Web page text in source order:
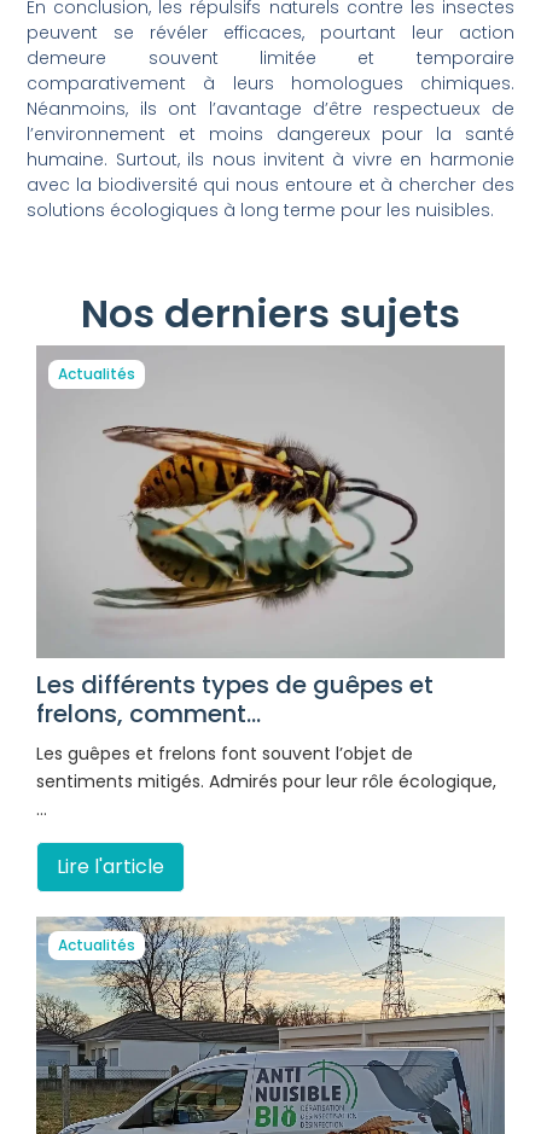
En conclusion, les répulsifs naturels contre les insectes
peuvent se révéler efficaces, pourtant leur action
demeure souvent limitée et temporaire
comparativement à leurs homologues chimiques.
Néanmoins, ils ont l’avantage d’être respectueux de
l’environnement et moins dangereux pour la santé
humaine. Surtout, ils nous invitent à vivre en harmonie
avec la biodiversité qui nous entoure et à chercher des
solutions écologiques à long terme pour les nuisibles.
Nos derniers sujets
Actualités
Les différents types de guêpes et
frelons, comment...
Les guêpes et frelons font souvent l’objet de
sentiments mitigés. Admirés pour leur rôle écologique,
…
Lire l'article
Actualités